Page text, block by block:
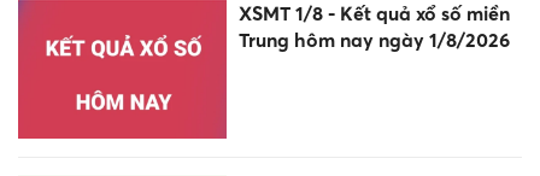
XSMT 1/8 - Kết quả xổ số miền
Trung hôm nay ngày 1/8/2026